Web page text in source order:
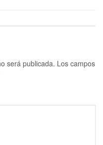
será publicada. Los campos